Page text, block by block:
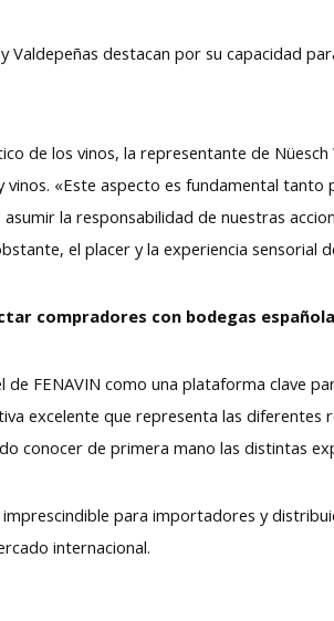
Valdepeñas destacan por su capacidad
de los vinos, la representante de
«Este aspecto es fundamental
la responsabilidad de nuestras
el placer y la experiencia sensorial
compradores con bodegas
FENAVIN como una plataforma clave
excelente que representa las diferentes
conocer de primera mano las distintas
imprescindible para importadores y
internacional.